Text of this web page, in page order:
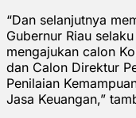
“Dan selanjutnya
Gubernur Riau
mengajukan calon
dan Calon Direktur
Penilaian
Jasa Keuangan,”